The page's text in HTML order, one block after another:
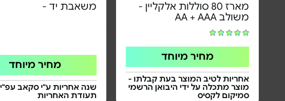
מארז 80 סוללות אלקליין -
משולב AA + AAA
מחיר מיוחד
אחריות לטיב המוצר בעת קבלתו -
מוצר מתכלה על ידי היבואן הרשמי
סמיקום לקסיס
משאבת יד -
מחיר מיוחד
שנה אחריות ע"י סקאב עפ"י
תעודת האחריות